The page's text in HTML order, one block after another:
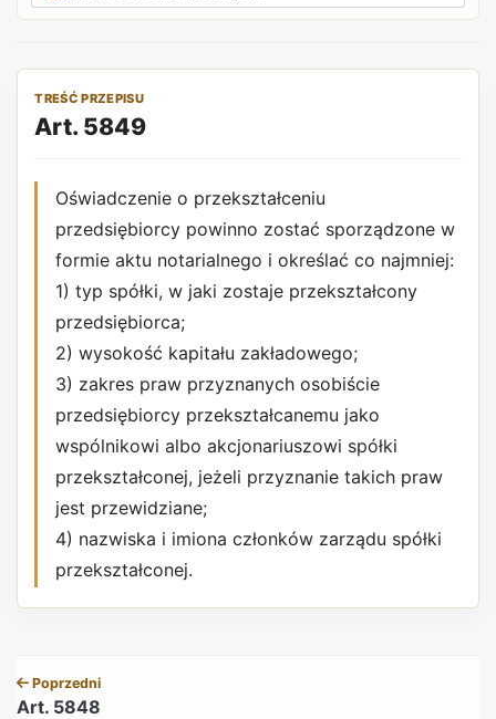
TREŚĆ PRZEPISU
Art. 5849
Oświadczenie o przekształceniu
przedsiębiorcy powinno zostać sporządzone w
formie aktu notarialnego i określać co najmniej:
1) typ spółki, w jaki zostaje przekształcony
przedsiębiorca;
2) wysokość kapitału zakładowego;
3) zakres praw przyznanych osobiście
przedsiębiorcy przekształcanemu jako
wspólnikowi albo akcjonariuszowi spółki
przekształconej, jeżeli przyznanie takich praw
jest przewidziane;
4) nazwiska i imiona członków zarządu spółki
przekształconej.
Poprzedni
Art. 5848